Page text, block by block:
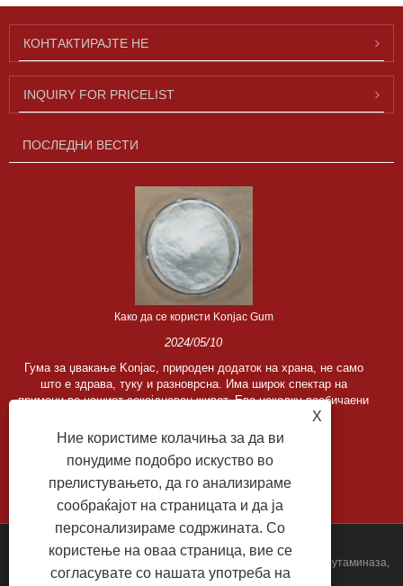
КОНТАКТИРАЈТЕ НЕ
INQUIRY FOR PRICELIST
ПОСЛЕДНИ ВЕСТИ
Како да се користи Konjac Gum
2024/05/10
Гума за џвакање Konjac, природен додаток на храна, не само
што е здрава, туку и разноврсна. Има широк спектар на
примени во нашиот секојдневен живот. Еве неколку вообичаени
Авторски права © 2022 Jiangsu Zipin Biotech Co., Ltd. - Трансглутаминаза,
X
Ние користиме колачиња за да ви
понудиме подобро искуство во
прелистувањето, да го анализираме
сообраќајот на страницата и да ја
персонализираме содржината. Со
користење на оваа страница, вие се
согласувате со нашата употреба на